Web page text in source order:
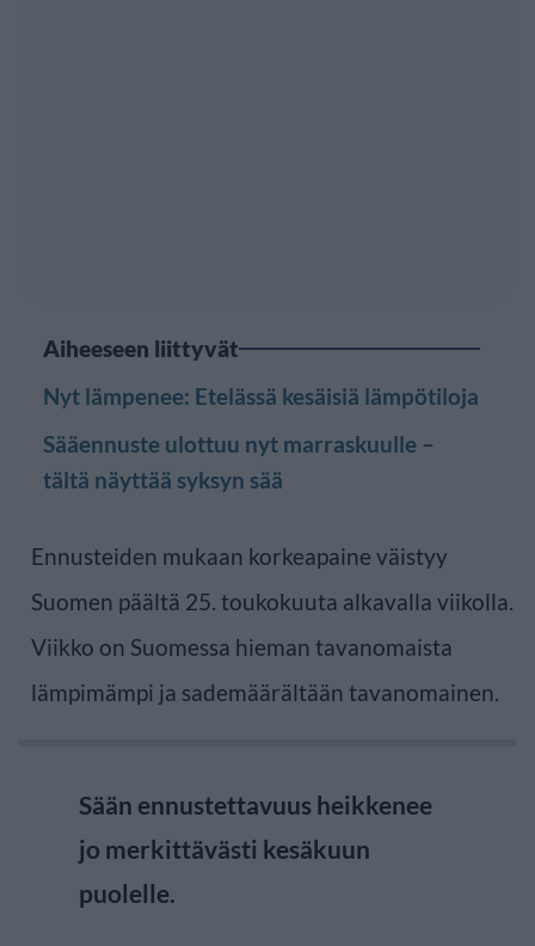
Aiheeseen liittyvät
Nyt lämpenee: Etelässä kesäisiä lämpötiloja
Sääennuste ulottuu nyt marraskuulle –
tältä näyttää syksyn sää
Ennusteiden mukaan korkeapaine väistyy
Suomen päältä 25. toukokuuta alkavalla viikolla.
Viikko on Suomessa hieman tavanomaista
lämpimämpi ja sademäärältään tavanomainen.
Sään ennustettavuus heikkenee
jo merkittävästi kesäkuun
puolelle.